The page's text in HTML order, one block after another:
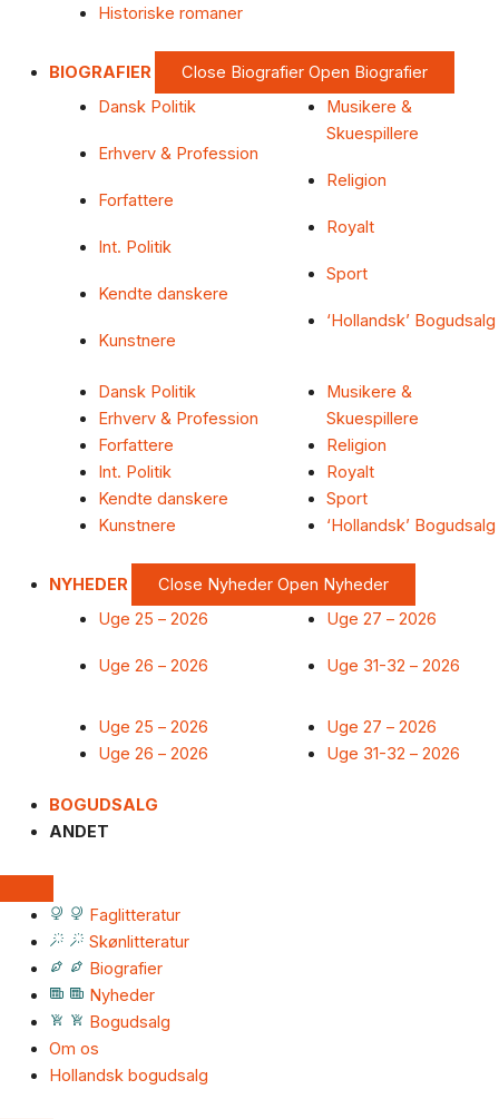
Historiske romaner
BIOGRAFIER Close Biografier Open Biografier
Dansk Politik
Erhverv & Profession
Forfattere
Int. Politik
Kendte danskere
Kunstnere
Musikere &
Skuespillere
Religion
Royalt
Sport
‘Hollandsk’ Bogudsalg
Dansk Politik
Erhverv & Profession
Forfattere
Int. Politik
Kendte danskere
Kunstnere
Musikere &
Skuespillere
Religion
Royalt
Sport
‘Hollandsk’ Bogudsalg
NYHEDER Close Nyheder Open Nyheder
Uge 25 – 2026
Uge 26 – 2026
Uge 27 – 2026
Uge 31-32 – 2026
Uge 25 – 2026
Uge 26 – 2026
Uge 27 – 2026
Uge 31-32 – 2026
BOGUDSALG
ANDET
Faglitteratur
Skønlitteratur
Biografier
Nyheder
Bogudsalg
Om os
Hollandsk bogudsalg